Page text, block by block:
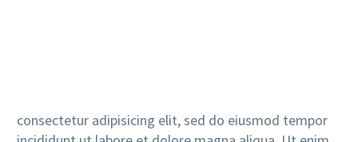
consectetur adipisicing elit, sed do eiusmod tempor